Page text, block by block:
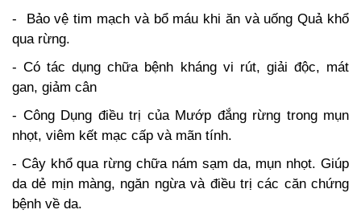
- Bảo vệ tim mạch và bổ máu khi ăn và uống Quả khổ
qua rừng.
- Có tác dụng chữa bệnh kháng vi rút, giải độc, mát
gan, giảm cân
- Công Dụng điều trị của Mướp đắng rừng trong mụn
nhọt, viêm kết mạc cấp và mãn tính.
- Cây khổ qua rừng chữa nám sạm da, mụn nhọt. Giúp
da dẻ mịn màng, ngăn ngừa và điều trị các căn chứng
bệnh về da.